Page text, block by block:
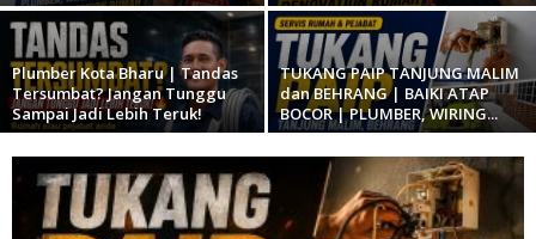
Plumber Kota Bharu | Tandas
Tersumbat? Jangan Tunggu
Sampai Jadi Lebih Teruk!
TUKANG PAIP TANJUNG MALIM
dan BEHRANG | BAIKI ATAP
BOCOR | PLUMBER, WIRING...